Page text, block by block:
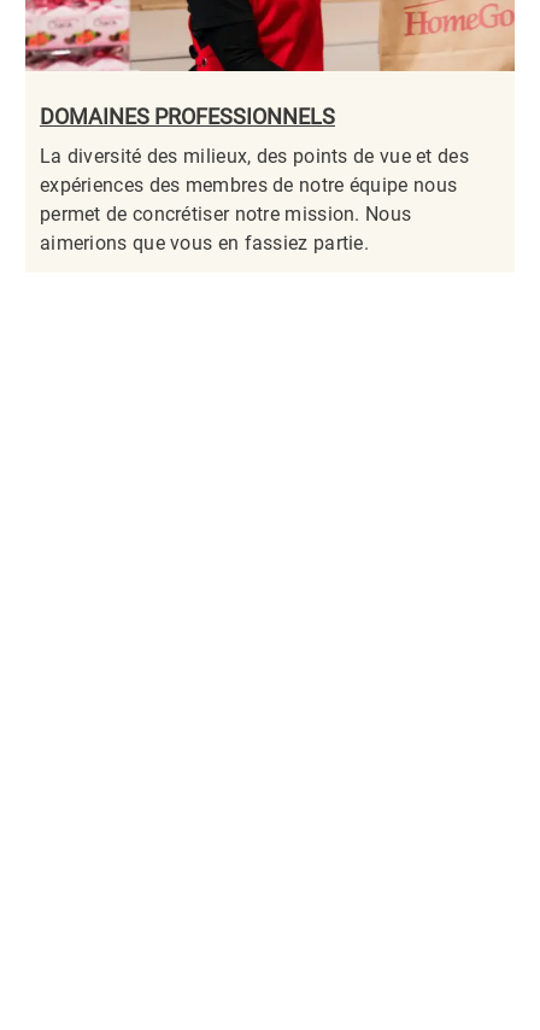
DOMAINES PROFESSIONNELS
La diversité des milieux, des points de vue et des
expériences des membres de notre équipe nous
permet de concrétiser notre mission. Nous
aimerions que vous en fassiez partie.​​​​​​​